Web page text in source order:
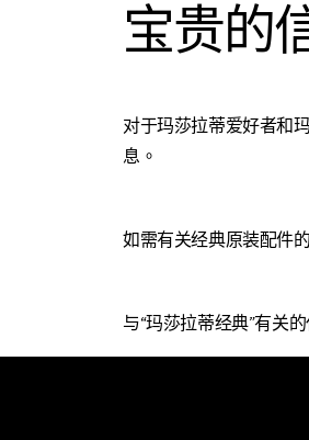
宝贵的
对于玛莎拉蒂爱好者和
息。
如需有关经典原装配件
与“玛莎拉蒂经典”有关